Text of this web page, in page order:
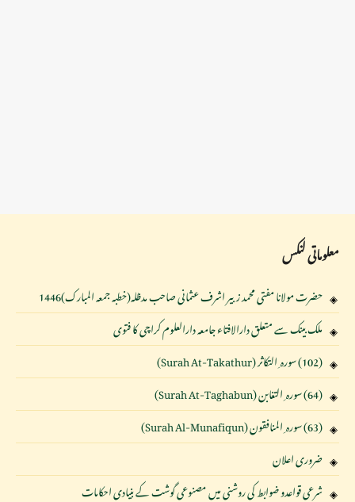
معلوماتی لنکس
حضرت مولانا مفتی محمد زبیر اشرف عثمانی صاحب مدظلہ(خطبہ جمعہ المبارک)1446
ملک بینک سے متعلق دارالافتاء جامعہ دارالعلوم کراچی کا فتوی
(102) سورہ ِ التکاثر (Surah At-Takathur)
(64) سورہ ِ التغابن (Surah At-Taghabun)
(63) سورہ ِ المنافقون (Surah Al-Munafiqun)
ضروری اعلان
شرعی قواعدو ضوابط کی روشنی میں مصنوعی گوشت کے بنیادی احکامات